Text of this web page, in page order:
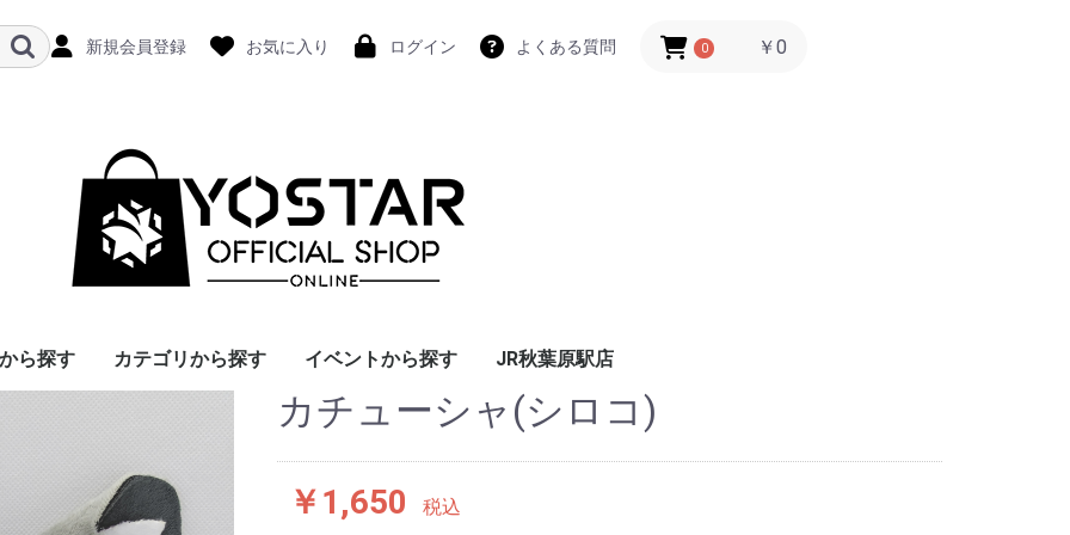
新規会員登録 お気に入り ログイン よくある質問 0 ￥0
ら探す カテゴリから探す イベントから探す JR秋葉原駅店
カチューシャ(シロコ)
￥1,650 税込